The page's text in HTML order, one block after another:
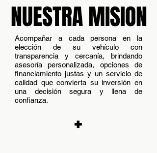
NUESTRA MISION
Acompañar a cada persona en la
elección de su vehículo con
transparencia y cercanía, brindando
asesoría personalizada, opciones de
financiamiento justas y un servicio de
calidad que convierta su inversión en
una decisión segura y llena de
confianza.
+